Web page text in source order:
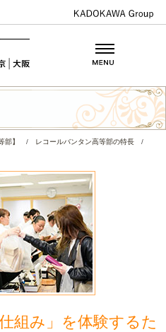
部】 / レコールバンタン高等部の特長
/
組み」を体験するた